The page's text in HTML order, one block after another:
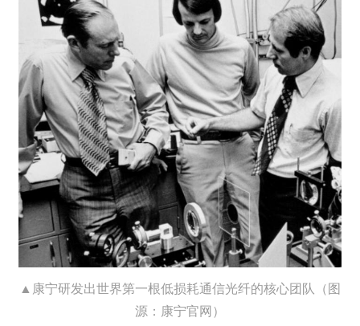
▲康宁研发出世界第一根低损耗通信光纤的核心团队（图
源：康宁官网）